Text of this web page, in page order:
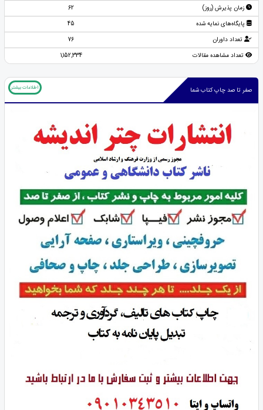
زمان پذیرش (روز)
62
پایگاه‌های نمایه شده
45
تعداد داوران
76
تعداد مشاهده مقالات
1,152,334
صفر تا صد چاپ کتاب شما اطلاعات بیشتر